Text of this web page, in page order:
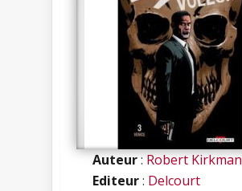
Auteur:Robert Kirkman
Editeur: Delcourt